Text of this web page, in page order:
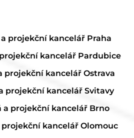
projekční kancelář Praha
kancelář Pardubice
kancelář Ostrava
projekční kancelář Svitavy
projekční kancelář Brno
kancelář Olomouc